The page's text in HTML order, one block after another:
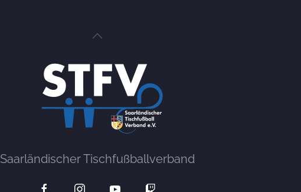
Saarländischer Tischfußballverband